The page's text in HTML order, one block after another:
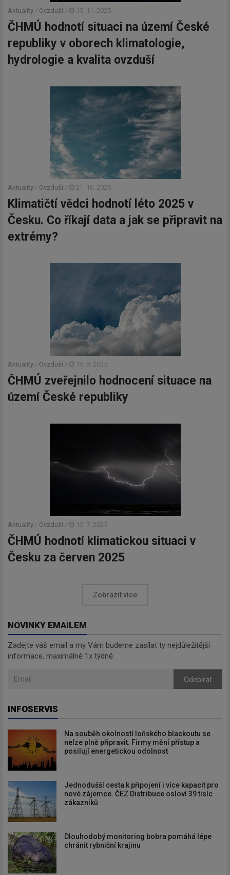
Aktuality / Ovzduší / 15. 11. 2025
ČHMÚ hodnotí situaci na území České
republiky v oborech klimatologie,
hydrologie a kvalita ovzduší
Aktuality / Ovzduší / 21. 10. 2025
Klimatičtí vědci hodnotí léto 2025 v
Česku. Co říkají data a jak se připravit na
extrémy?
Aktuality / Ovzduší / 15. 9. 2025
ČHMÚ zveřejnilo hodnocení situace na
území České republiky
Aktuality / Ovzduší / 15. 7. 2025
ČHMÚ hodnotí klimatickou situaci v
Česku za červen 2025
Zobrazit více
NOVINKY EMAILEM
Zadejte váš email a my Vám budeme zasílat ty nejdůležitější
informace, maximálně 1x týdně.
Odebírat
INFOSERVIS
Na souběh okolností loňského blackoutu se
nelze plně připravit. Firmy mění přístup a
posilují energetickou odolnost
Jednodušší cesta k připojení i více kapacit pro
nové zájemce. ČEZ Distribuce osloví 39 tisíc
zákazníků
Dlouhodobý monitoring bobra pomáhá lépe
chránit rybniční krajinu